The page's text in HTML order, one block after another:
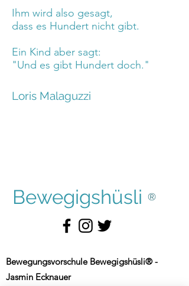
Ihm wird also gesagt,
dass es Hundert nicht gibt.
Ein Kind aber sagt:
"Und es gibt Hundert doch."
Loris Malaguzzi
Bewegigshüsli ®
Bewegungsvorschule Bewegigshüsli® -
Jasmin Ecknauer